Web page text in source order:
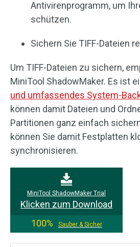
Antivirenprogramm, um
schützen.
Sichern Sie TIFF-Dateien
Um TIFF-Dateien zu sichern,
MiniTool ShadowMaker. Es ist
und umfassendes System-
können damit Dateien und
Partitionen ganz einfach
können Sie damit Festplatten
synchronisieren.
MiniTool ShadowMaker Trial
Klicken zum Download
100%
Sauber & Sicher